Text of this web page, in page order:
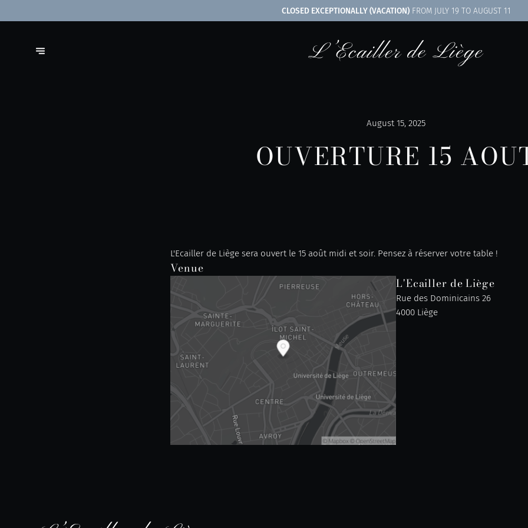
CLOSED EXCEPTIONALLY (VACATION)FROM JULY 19 TO AUGUST 11
August 15, 2025
OUVERTURE 15
L'Ecailler de Liège sera ouvert le 15 août midi et soir. Pensez à réserver votre table !
Venue
L'Ecailler de Liège
Rue des Dominicains 26
4000 Liège